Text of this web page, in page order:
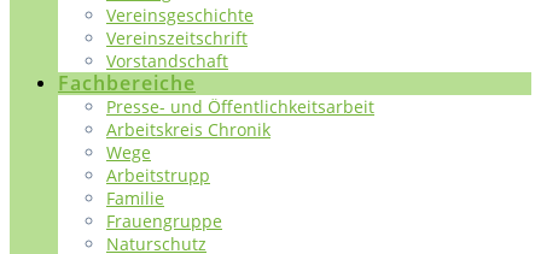
Vereinsgeschichte
Vereinszeitschrift
Vorstandschaft
Fachbereiche
Presse- und Öffentlichkeitsarbeit
Arbeitskreis Chronik
Wege
Arbeitstrupp
Familie
Frauengruppe
Naturschutz